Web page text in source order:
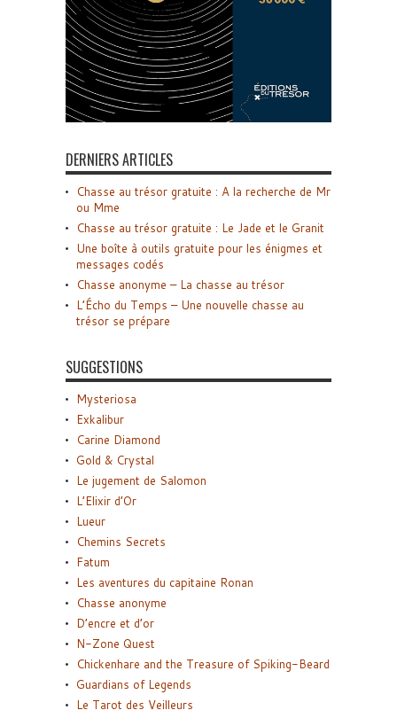
DERNIERS ARTICLES
Chasse au trésor gratuite : A la recherche de Mr
ou Mme
Chasse au trésor gratuite : Le Jade et le Granit
Une boîte à outils gratuite pour les énigmes et
messages codés
Chasse anonyme – La chasse au trésor
L’Écho du Temps – Une nouvelle chasse au
trésor se prépare
SUGGESTIONS
Mysteriosa
Exkalibur
Carine Diamond
Gold & Crystal
Le jugement de Salomon
L’Elixir d’Or
Lueur
Chemins Secrets
Fatum
Les aventures du capitaine Ronan
Chasse anonyme
D’encre et d’or
N-Zone Quest
Chickenhare and the Treasure of Spiking-Beard
Guardians of Legends
Le Tarot des Veilleurs